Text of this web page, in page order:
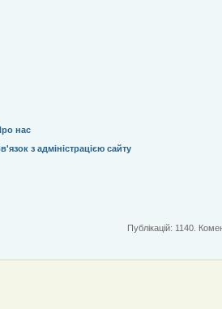
нас
з адміністрацією сайту
Публікацій: 1140.